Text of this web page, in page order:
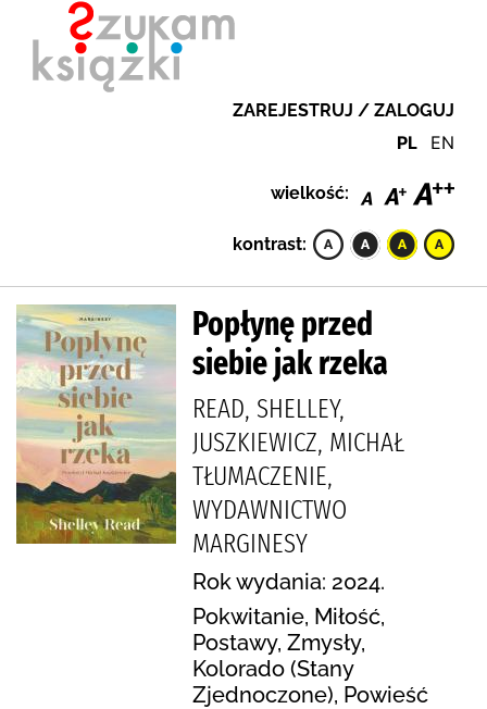
ZAREJESTRUJ / ZALOGUJ
PL EN
wielkość:
kontrast:
Popłynę przed
siebie jak rzeka
READ, SHELLEY,
JUSZKIEWICZ, MICHAŁ
TŁUMACZENIE,
WYDAWNICTWO
MARGINESY
Rok wydania: 2024.
Pokwitanie, Miłość,
Postawy, Zmysły,
Kolorado (Stany
Zjednoczone), Powieść